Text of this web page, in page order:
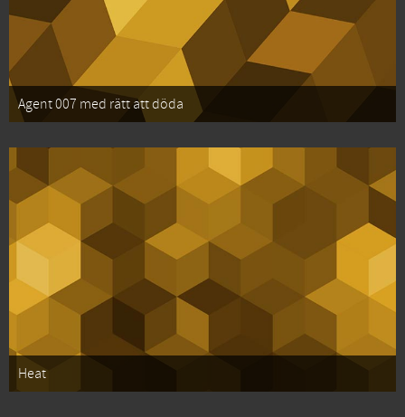
Agent 007 med rätt att döda
Heat